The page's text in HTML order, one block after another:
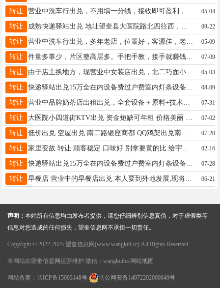
转让 05-04
转让 09-22
转让 营业中洗车行出兑，多年老店，位置好，客源佳，老顾客多，无需养店，接手即可盈利，非诚勿扰，诚心出兑，正常营业中，联系电话：15545510961 忙时未接请稍后联系 05-09
转让 件量多事少，片区整高层多。手把手教，接手就赚钱。每月有稳定收入。诚心想干18697055522价格面议 07-09
转让 由于店主换地方，现营业中女装店出兑，北二巧面小厨对面联系电话13083333537 05-03
转让 08-09
转让 营业中品牌奶茶店出租出兑，全套设备＋原料+技术一并交付，成熟客源，无需重新筹备，低成本创业优选，有意致电详谈：19904858485 07-31
转让 07-02
转让 低价出兑 空屋出兑 南二路银座商都 QQ鸡架出兑南二路银座商都有一70平商服低价空屋出兑也可以带技术 18614544350 07-28
转让 家里变故 转让 顾客稳定 口味好 别拿要黄的比 给宇涵这边 最好小两口 不想出去打工的 一年能挣十多万块钱 明盘15万 ，18945558936非诚勿扰近期成交 可谈！ 02-16
转让 07-28
转让 早餐店 营业中的早餐店出兑 本人要到外地发展,现将营业中的早餐店出兑，接手就能赚钱，客源稳定，价格面谈。联系电话15046580022 06-21
声明： 本站所有信息均由发布者提供，请您仔细辨别信息真伪，对于虚假类等
信息对您造成的任何损失，望奎信息网不承担一切责任。
Copyright © 2022-2025 望奎信息网(www.wangkui.cc) All Rights Reserved.
本网站由望奎信息网 运营维护 微信：wangkuiba 网站地图
网站备案： 晋ICP备15003148号 晋公网安备14072202000049号